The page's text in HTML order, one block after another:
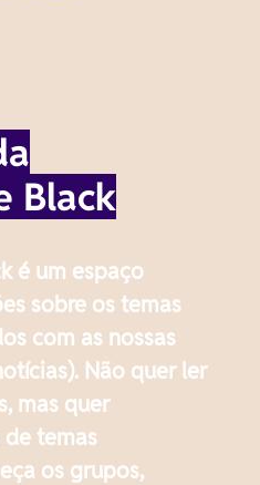
Black
é um espaço
sobre os temas
com as nossas
Não quer ler
mas quer
temas
os grupos,